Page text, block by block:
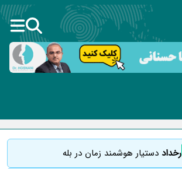
رخداددستیار هوشمند زمان در بله